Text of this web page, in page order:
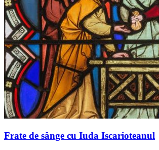
Frate de sânge cu Iuda Iscarioteanul